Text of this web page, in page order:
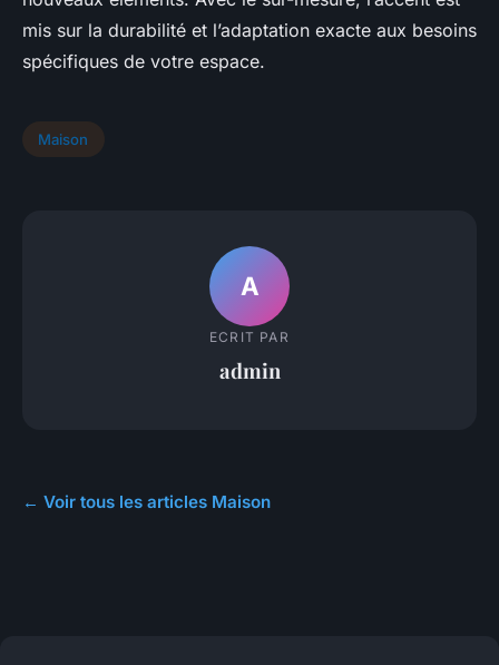
mis sur la durabilité et l’adaptation exacte aux besoins
spécifiques de votre espace.
Maison
A
ECRIT PAR
admin
← Voir tous les articles Maison